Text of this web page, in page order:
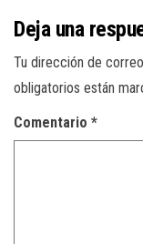
Deja una
Tu dirección de
obligatorios están
Comentario *